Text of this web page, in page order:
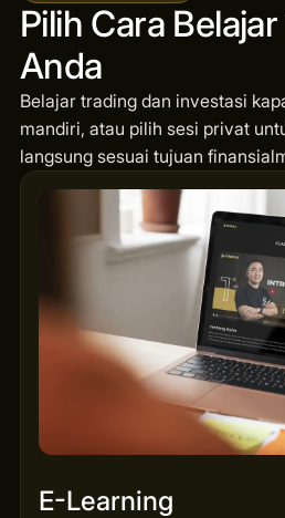
Pilih Cara
Anda
Belajar trading dan investasi
mandiri, atau pilih sesi privat
langsung sesuai tujuan
E-Learning